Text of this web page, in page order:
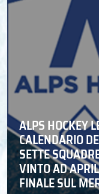
ALPS HOCKEY
CALENDARIO
SETTE
VINTO AD
FINALE SUL